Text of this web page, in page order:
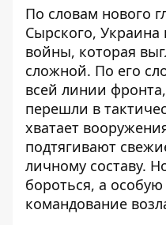
По словам нового
Сырского,
войны, которая
сложной. По его
всей линии
перешли в
хватает
подтягивают
личному составу.
бороться, а
командование